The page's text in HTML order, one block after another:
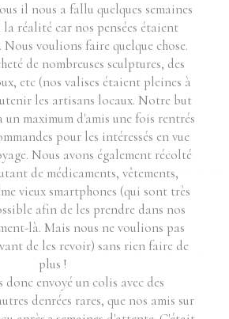
il nous a fallu quelques semaines
réalité car nos pensées étaient
Nous voulions faire quelque chose.
de nombreuses sculptures, des
etc (nos valises étaient pleines à
les artisans locaux. Notre but
maximum d'amis une fois rentrés
pour les intéressés en vue
Nous avons également récolté
de médicaments, vêtements,
vieux smartphones (qui sont très
afin de les prendre dans nos
là. Mais nous ne voulions pas
de les revoir) sans rien faire de
plus !
donc envoyé un colis avec des
denrées rares, que nos amis sur